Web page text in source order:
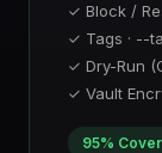
✓ Block /
✓ Tags · --
✓ Dry-Run
✓ Vault
95%